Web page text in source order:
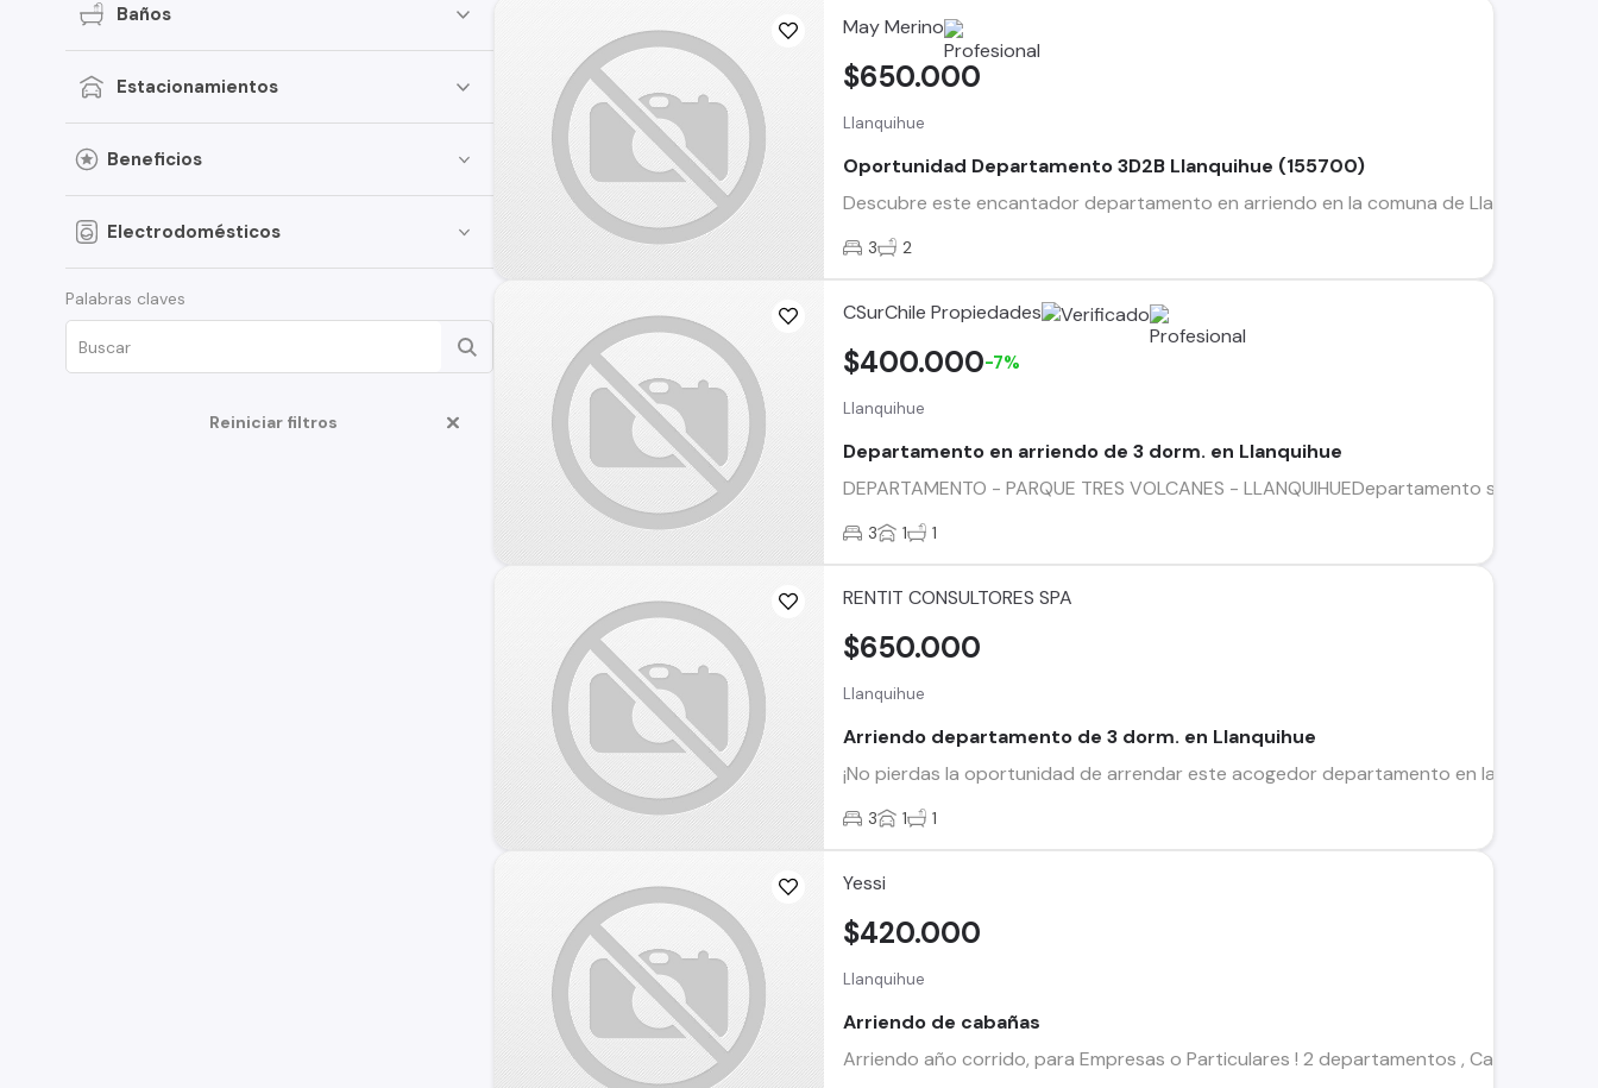
Baños
Estacionamientos
Beneficios
Electrodomésticos
Palabras claves
Reiniciar filtros
May Merino
Llanquihue
Oportunidad Departamento 3D2B Llanquihue (155700)
Descubre este encantador departamento en arriendo en la comuna de Llanquihue,
$650.000
3 2
CSurChile Propiedades
Llanquihue
Departamento en arriendo de 3 dorm. en Llanquihue
DEPARTAMENTO - PARQUE TRES VOLCANES - LLANQUIHUEDepartamento
$400.000-7%
3 1 1
RENTIT CONSULTORES SPA
Llanquihue
Arriendo departamento de 3 dorm. en Llanquihue
¡No pierdas la oportunidad de arrendar este acogedor departamento en la comuna
$650.000
3 1 1
Yessi
Llanquihue
Arriendo de cabañas
Arriendo año corrido, para Empresas o Particulares ! 2 departamentos , Cabañas
$420.000